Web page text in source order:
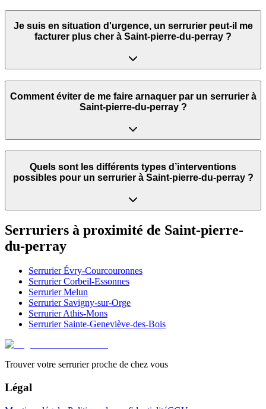
Je suis en situation d'urgence, un serrurier peut‑il me
facturer plus cher à Saint-pierre-du-perray ?
Comment éviter de me faire arnaquer par un serrurier à
Saint-pierre-du-perray ?
Quels sont les différents types d’interventions
possibles pour un serrurier à Saint-pierre-du-perray ?
Serruriers à proximité de Saint-pierre-
du-perray
SerrurierÉvry-Courcouronnes
SerrurierCorbeil-Essonnes
SerrurierMelun
Serrurier Savigny-sur-Orge
SerrurierAthis-Mons
Serrurier Sainte-Geneviève-des-Bois
Trouver votre serrurier proche de chez vous
Légal